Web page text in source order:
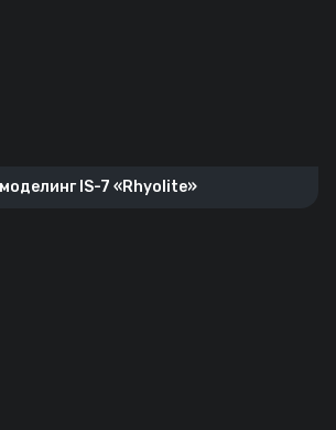
IS-7 «Rhyolite»